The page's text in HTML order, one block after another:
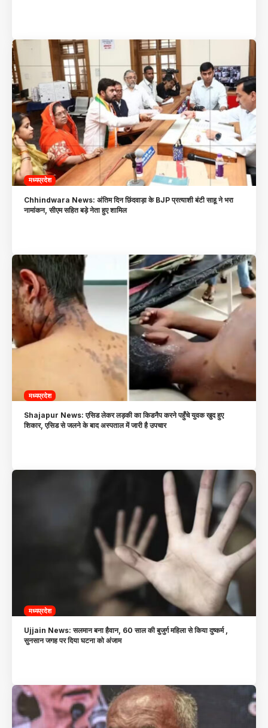
मध्यप्रदेश
Chhindwara News: अंतिम दिन छिंदवाड़ा के BJP प्रत्याशी बंटी साहू ने भरा
नामांकन, सीएम सहित बड़े नेता हुए शामिल
मध्यप्रदेश
Shajapur News: एसिड लेकर लड़की का किडनैप करने पहुँचे युवक खुद हुए
शिकार, एसिड से जलने के बाद अस्पताल में जारी है उपचार
मध्यप्रदेश
Ujjain News: सलमान बना हैवान, 60 साल की बुजुर्ग महिला से किया दुष्कर्म ,
सुनसान जगह पर दिया घटना को अंजाम